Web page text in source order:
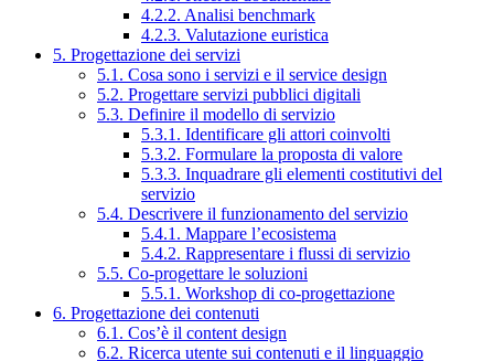
4.2.2. Analisi benchmark
4.2.3. Valutazione euristica
5. Progettazione dei servizi
5.1. Cosa sono i servizi e il service design
5.2. Progettare servizi pubblici digitali
5.3. Definire il modello di servizio
5.3.1. Identificare gli attori coinvolti
5.3.2. Formulare la proposta di valore
5.3.3. Inquadrare gli elementi costitutivi del
servizio
5.4. Descrivere il funzionamento del servizio
5.4.1. Mappare l’ecosistema
5.4.2. Rappresentare i flussi di servizio
5.5. Co-progettare le soluzioni
5.5.1. Workshop di co-progettazione
6. Progettazione dei contenuti
6.1. Cos’è il content design
6.2. Ricerca utente sui contenuti e il linguaggio